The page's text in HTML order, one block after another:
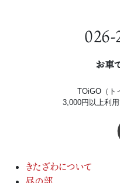
026-
お車
TOiGO（ト
3,000円以上利
きたざわについて